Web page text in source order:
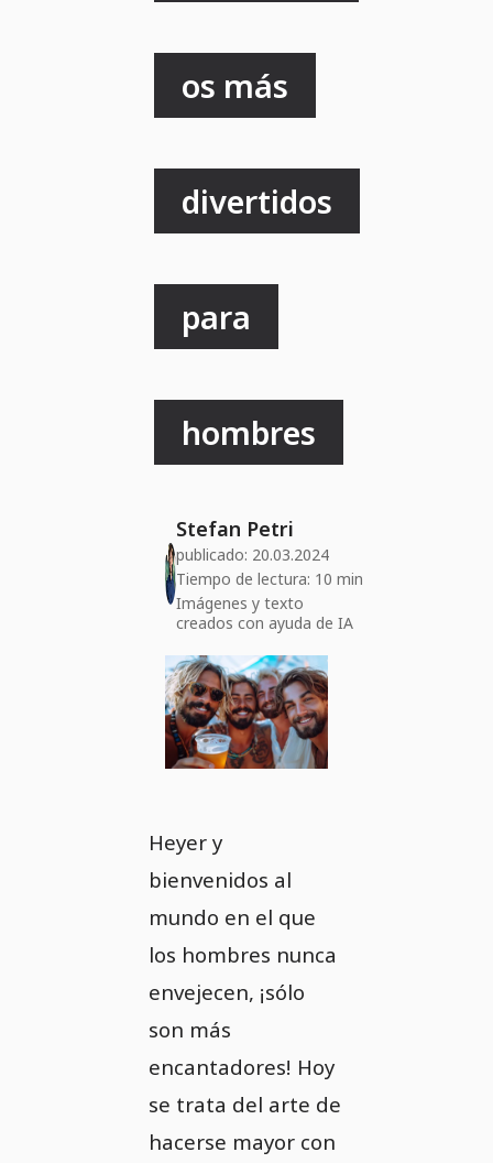
os más
divertidos
para
hombres
Stefan Petri
publicado: 20.03.2024
Tiempo de lectura: 10 min
Imágenes y texto
creados con ayuda de IA
Heyer y
bienvenidos al
mundo en el que
los hombres nunca
envejecen, ¡sólo
son más
encantadores! Hoy
se trata del arte de
hacerse mayor con